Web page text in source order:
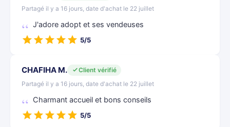
Partagé il y a 16 jours, date d'achat le 22 juillet
J'adore adopt et ses vendeuses
5/5
CHAFIHA M.
Client vérifié
Partagé il y a 16 jours, date d'achat le 22 juillet
Charmant accueil et bons conseils
5/5